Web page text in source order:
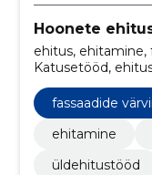
Hoonete
ehitus, ehitamine,
Katusetööd,
soojustustööd,
paigaldus
fassaadide
ehitamine
üldehitustööd